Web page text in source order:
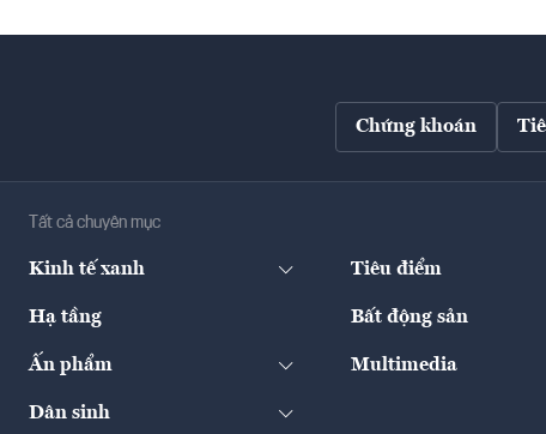
Chứng khoán
Tất cả chuyên mục
Kinh tế xanh Tiêu điểm
Hạ tầng Bất động sản
Ấn phẩm Multimedia
Dân sinh